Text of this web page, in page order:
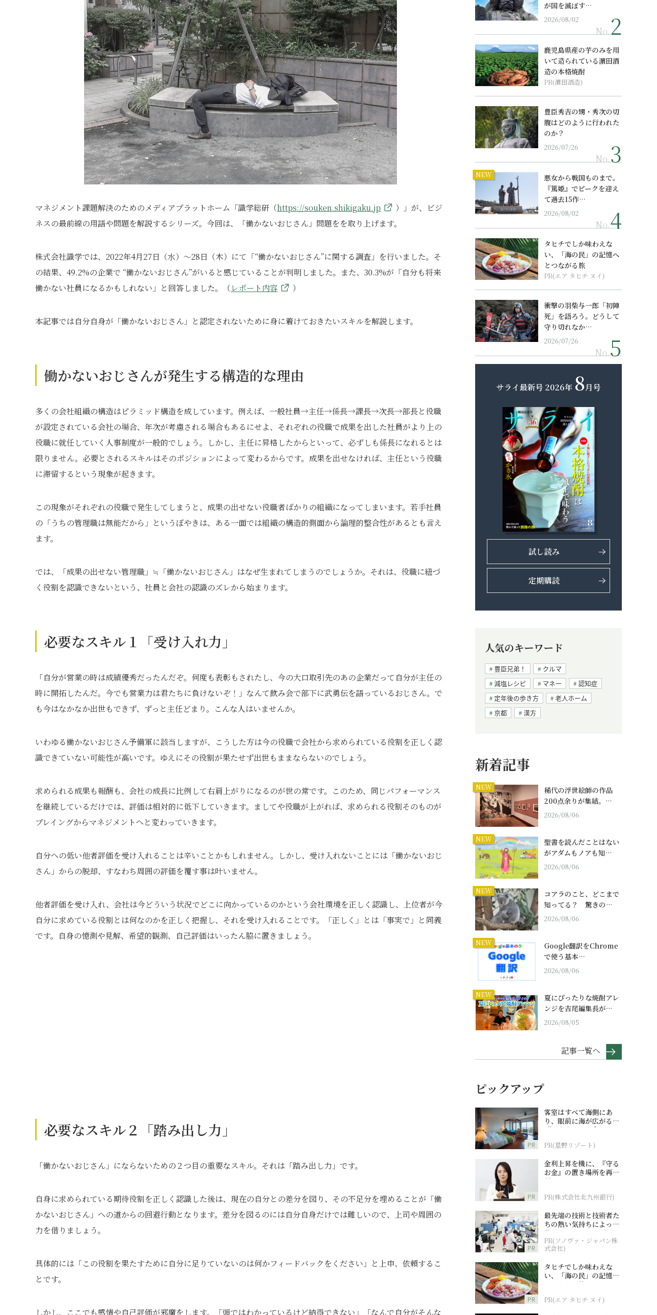
マネジメント課題解決のためのメディアプラットホーム「識学総研（https://souken.shikigaku.jp
）」が、ビジ
ネスの最前線の用語や問題を解説するシリーズ。今回は、「働かないおじさん」問題をを取り上げます。
株式会社識学では、2022年4月27日（水）～28日（木）にて「“働かないおじさん”に関する調査」を行いました。そ
の結果、49.2%の企業で “働かないおじさん”がいると感じていることが判明しました。また、30.3%が「自分も将来
働かない社員になるかもしれない」と回答しました。（レポート内容 ）
本記事では自分自身が「働かないおじさん」と認定されないために身に着けておきたいスキルを解説します。
働かないおじさんが発生する構造的な理由
多くの会社組織の構造はピラミッド構造を成しています。例えば、一般社員→主任→係長→課長→次長→部長と役職
が設定されている会社の場合、年次が考慮される場合もあるにせよ、それぞれの役職で成果を出した社員がより上の
役職に就任していく人事制度が一般的でしょう。しかし、主任に昇格したからといって、必ずしも係長になれるとは
限りません。必要とされるスキルはそのポジションによって変わるからです。成果を出せなければ、主任という役職
に滞留するという現象が起きます。
この現象がそれぞれの役職で発生してしまうと、成果の出せない役職者ばかりの組織になってしまいます。若手社員
の「うちの管理職は無能だから」というぼやきは、ある一面では組織の構造的側面から論理的整合性があるとも言え
ます。
では、「成果の出せない管理職」≒「働かないおじさん」はなぜ生まれてしまうのでしょうか。それは、役職に紐づ
く役割を認識できないという、社員と会社の認識のズレから始まります。
必要なスキル１「受け入れ力」
「自分が営業の時は成績優秀だったんだぞ。何度も表彰もされたし、今の大口取引先のあの企業だって自分が主任の
時に開拓したんだ。今でも営業力は君たちに負けないぞ！」なんて飲み会で部下に武勇伝を語っているおじさん。で
も今はなかなか出世もできず、ずっと主任どまり。こんな人はいませんか。
いわゆる働かないおじさん予備軍に該当しますが、こうした方は今の役職で会社から求められている役割を正しく認
識できていない可能性が高いです。ゆえにその役割が果たせず出世もままならないのでしょう。
求められる成果も報酬も、会社の成長に比例して右肩上がりになるのが世の常です。このため、同じパフォーマンス
を継続しているだけでは、評価は相対的に低下していきます。ましてや役職が上がれば、求められる役割そのものが
プレイングからマネジメントへと変わっていきます。
自分への低い他者評価を受け入れることは辛いことかもしれません。しかし、受け入れないことには「働かないおじ
さん」からの脱却、すなわち周囲の評価を覆す事は叶いません。
他者評価を受け入れ、会社は今どういう状況でどこに向かっているのかという会社環境を正しく認識し、上位者が今
自分に求めている役割とは何なのかを正しく把握し、それを受け入れることです。「正しく」とは「事実で」と同義
です。自身の憶測や見解、希望的観測、自己評価はいったん脇に置きましょう。
必要なスキル２「踏み出し力」
「働かないおじさん」にならないための２つ目の重要なスキル。それは「踏み出し力」です。
自身に求められている期待役割を正しく認識した後は、現在の自分との差分を図り、その不足分を埋めることが「働
かないおじさん」への道からの回避行動となります。差分を図るのには自分自身だけでは難しいので、上司や周囲の
力を借りましょう。
具体的には「この役割を果たすために自分に足りていないのは何かフィードバックをください」と上申、依頼するこ
とです。
しかし、ここでも感情や自己評価が邪魔をします。「頭ではわかっているけど納得できない」「なんで自分がそんな
が国を滅ぼす…
2026/08/02
No.
鹿児島県産の芋のみを用
いて造られている濵田酒
造の本格焼酎
PR(濵田酒造)
豊臣秀吉の甥・秀次の切
腹はどのように行われた
のか？
2026/07/26
No.
NEW
悪女から戦国ものまで。
『篤姫』でピークを迎え
て過去15作…
2026/08/02
No.
タヒチでしか味わえな
い、「海の民」の記憶へ
とつながる旅
PR(エア タヒチ ヌイ)
衝撃の羽柴与一郎「初陣
死」を語ろう。どうして
守り切れなか…
2026/07/26
No.
サライ最新号 2026年 8月号
試し読み
定期購読
人気のキーワード
豊臣兄弟！
クルマ
減塩レシピ
マネー
認知症
定年後の歩き方
老人ホーム
京都
漢方
新着記事
NEW
稀代の浮世絵師の作品
200点余りが集結。…
2026/08/06
NEW
聖書を読んだことはない
がアダムもノアも知…
2026/08/06
NEW
コアラのこと、どこまで
知ってる？ 驚きの…
2026/08/06
NEW
Google翻訳をChrome
で使う基本…
2026/08/06
NEW
夏にぴったりな焼酎アレ
ンジを吉尾編集長が…
2026/08/05
記事一覧へ
ピックアップ
PR
客室はすべて海側にあ
り、眼前に海が広がる
『西表島ホテル by 星野
PR(星野リゾート)
PR
金利上昇を機に、『守る
お金』の置き場所を再検
討
PR(株式会社北九州銀行)
PR
最先端の技術と技術者た
ちの熱い気持ちによって
作られているオーダーメ
イド補聴器
PR(ソノヴァ・ジャパン株
式会社)
PR
タヒチでしか味わえな
い、「海の民」の記憶へ
とつながる旅
PR(エア タヒチ ヌイ)